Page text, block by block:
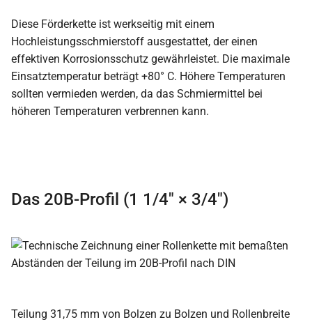
Diese Förderkette ist werkseitig mit einem
Hochleistungsschmierstoff ausgestattet, der einen
effektiven Korrosionsschutz gewährleistet. Die maximale
Einsatztemperatur beträgt +80° C. Höhere Temperaturen
sollten vermieden werden, da das Schmiermittel bei
höheren Temperaturen verbrennen kann.
Das 20B-Profil (1 1/4″ × 3/4″)
Teilung 31,75 mm von Bolzen zu Bolzen und Rollenbreite